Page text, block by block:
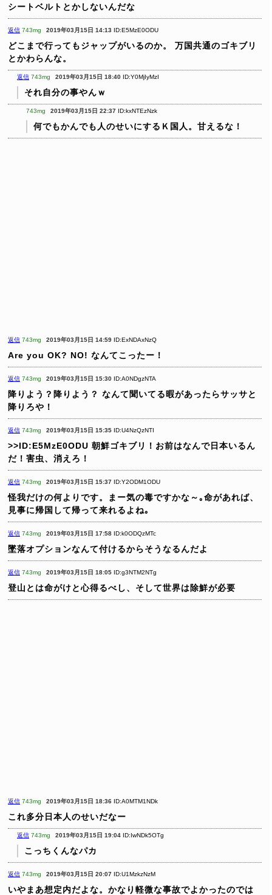
シートベルトとかしないんだな
返信 743mg 2019年03月15日 14:13 ID:E5MzE0ODU
どこまで行ってもジャップがいるのか。
万国共通のゴキブリ
とかわらんな。
返信 743mg 2019年03月15日 18:40 ID:Y0MjIyMzI
それ自分の事やんｗ
743mg 2019年03月15日 22:37 ID:kxNTEzNzk
何でもかんでも人のせいにするＫ国人。甘えるな！
返信 743mg 2019年03月15日 14:59 ID:ExNDAxNzQ
Are you OK? NO! なんてこったー！
返信 743mg 2019年03月15日 15:30 ID:A0NDgzNTA
降りよう？降りよう？ なんて聞いてる暇があったらサッサと
降りろや！
返信 743mg 2019年03月15日 15:35 ID:U4NzQzNTI
>>ID:E5MzE0ODU 朝鮮ゴキブリ！お前はなんで日本いるん
だ！害虫、消えろ！
返信 743mg 2019年03月15日 15:37 ID:Y2ODM1ODU
怪我だけの何よりです。まー気の毒ですかな～｡命があれば、
見事に帰国して帰って来れるよね｡
返信 743mg 2019年03月15日 17:58 ID:k0ODQzMTc
墜落オプションなんて付けるからそうなるんだよ
返信 743mg 2019年03月15日 18:05 ID:g3NTM2NTg
登山とは命がけと心得るべし、そして世界は除鮮が必要
返信 743mg 2019年03月15日 18:36 ID:A0MTM1NDk
これ多分日本人のせいだなー
返信 743mg 2019年03月15日 19:04 ID:IwNDk5OTg
こっちくんなパカ
返信 743mg 2019年03月15日 20:07 ID:U1MzkzNzM
いやまあ想定内だよな。かなり軽微な事故でよかったのでは